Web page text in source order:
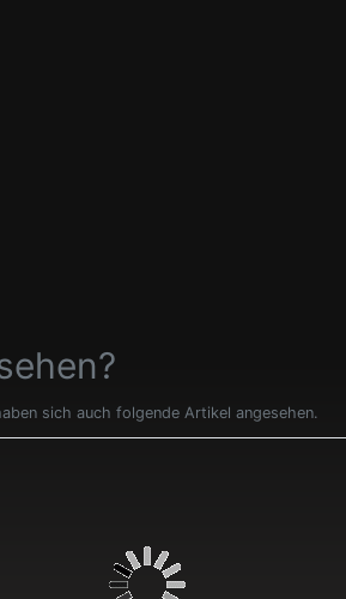
sich auch folgende Artikel angesehen.